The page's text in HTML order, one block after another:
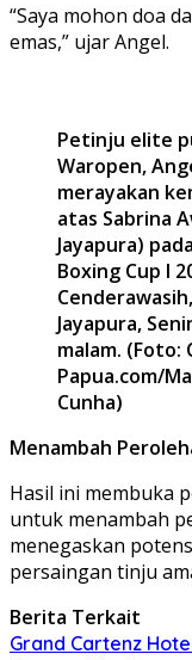
“Saya mohon doa
emas,” ujar Angel.
Petinju elite
Waropen,
merayakan
atas Sabrina
Jayapura)
Boxing Cup I
Jayapura,
malam. (Foto:
Papua.com/
Cunha)
Menambah
Hasil ini membuka
untuk menambah
menegaskan
persaingan tinju
Berita Terkait
Grand Cartenz